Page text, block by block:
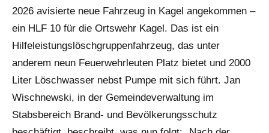
2026 avisierte neue Fahrzeug in Kagel angekommen –
ein HLF 10 für die Ortswehr Kagel. Das ist ein
Hilfeleistungslöschgruppenfahrzeug, das unter
anderem neun Feuerwehrleuten Platz bietet und 2000
Liter Löschwasser nebst Pumpe mit sich führt. Jan
Wischnewski, in der Gemeindeverwaltung im
Stabsbereich Brand- und Bevölkerungsschutz